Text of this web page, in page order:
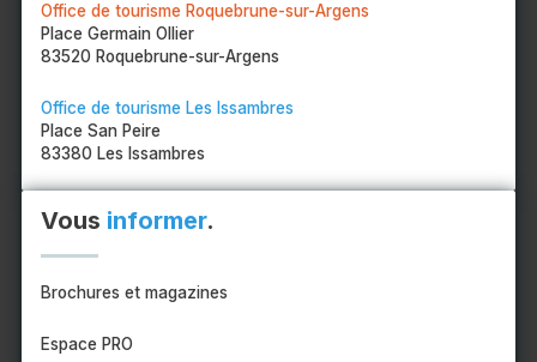
Office de tourisme Roquebrune-sur-Argens
Place Germain Ollier
83520 Roquebrune-sur-Argens
Office de tourisme Les Issambres
Place San Peire
83380 Les Issambres
Vous informer.
Brochures et magazines
Espace PRO